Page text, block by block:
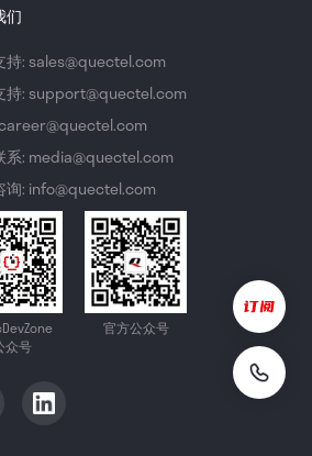
们
持: sales@quectel.com
持: support@quectel.com
系: media@quectel.com
询: info@quectel.com
众号
官方公众号